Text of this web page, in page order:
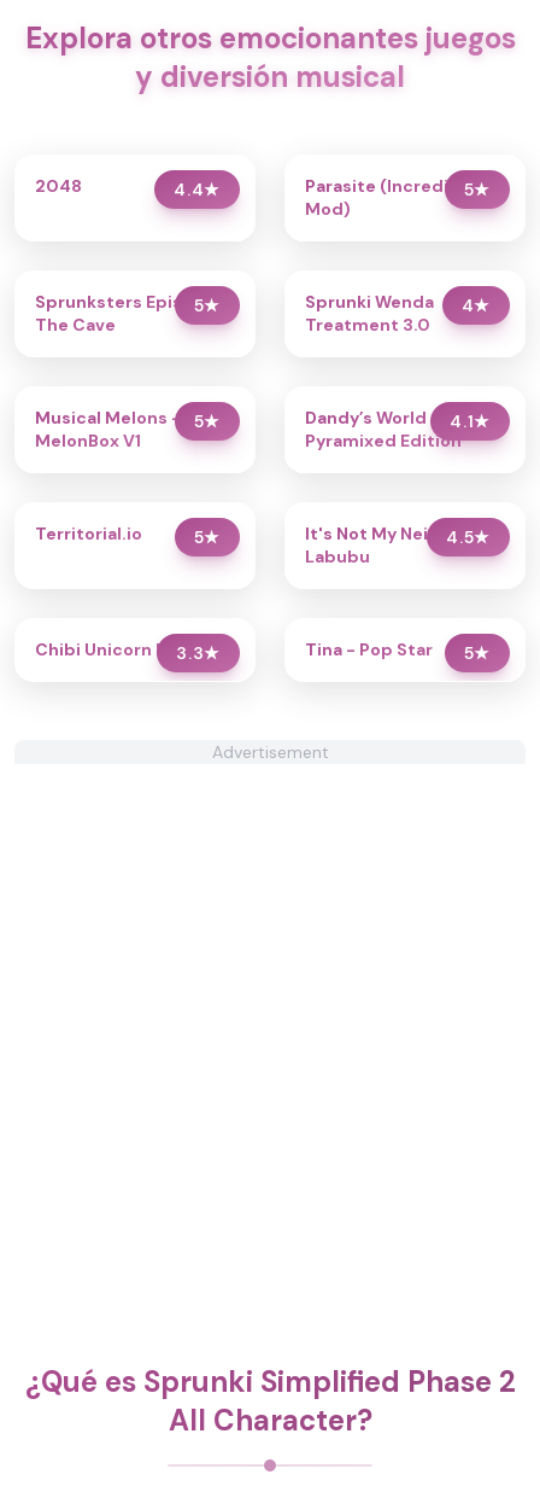
Explora otros emocionantes juegos
y diversión musical
4.4★
2048 5★
Parasite (Incredibox
Mod)
5★
Sprunksters Episode 2:
The Cave
4★
Sprunki Wenda
Treatment 3.0
5★
Musical Melons –
MelonBox V1
4.1★
Dandy’s World
Pyramixed Edition
5★
Territorial.io 4.5★
It's Not My Neighbor:
Labubu
3.3★
Chibi Unicorn Dress Up 5★
Tina - Pop Star
Advertisement
¿Qué es Sprunki Simplified Phase 2
All Character?